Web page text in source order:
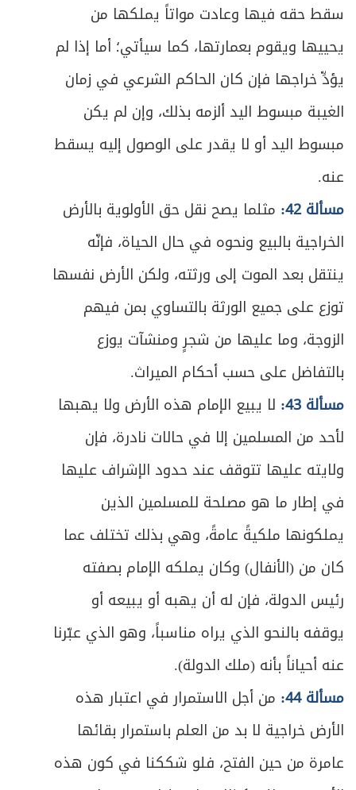
سقط حقه فيها وعادت مواتاً يملكها من
يحييها ويقوم بعمارتها، كما سيأتي؛ أما إذا لم
يؤدِّ خراجها فإن كان الحاكم الشرعي في زمان
الغيبة مبسوط اليد ألزمه بذلك، وإن لم يكن
مبسوط اليد أو لا يقدر على الوصول إليه يسقط
عنه.
مسألة 42:
مثلما يصح نقل حق الأولوية بالأرض
الخراجية بالبيع ونحوه في حال الحياة، فإنّه
ينتقل بعد الموت إلى ورثته، ولكن الأرض نفسها
توزع على جميع الورثة بالتساوي بمن فيهم
الزوجة، وما عليها من شجرٍ ومنشآت يوزع
بالتفاضل على حسب أحكام الميراث.
مسألة 43:
لا يبيع الإمام هذه الأرض ولا يهبها
لأحد من المسلمين إلا في حالات نادرة، فإن
ولايته عليها تتوقف عند حدود الإشراف عليها
في إطار ما هو مصلحة للمسلمين الذين
يملكونها ملكيةً عامةً، وهي بذلك تختلف عما
كان من (الأنفال) وكان يملكه الإمام بصفته
رئيس الدولة، فإن له أن يهبه أو يبيعه أو
يوقفه بالنحو الذي يراه مناسباً، وهو الذي عبّرنا
عنه أحياناً بأنه (ملك الدولة).
مسألة 44:
من أجل الاستمرار في اعتبار هذه
الأرض خراجية لا بد من العلم باستمرار بقائها
عامرة من حين الفتح، فلو شككنا في كون هذه
ص
247 المطلب الثاني ـ في أحكام الخلل والتلف
ص
253 المطلب الثالث ـ في أمور عامة
255 خاتمة في المغارسة
ص
256 المبحث الثاني ـ في المساقاة
257 المطلبْ الأول ـ في العقد وشروطه
ص
259 المطلب الثاني ـ في أحكام اللزوم والفسخ
ص
262 المطلب الثالث ـ في أمور عامّة
ص
263 الفصل الرابع في الجعالة
ص
266 المبحث الأول ـ في الصيغة والشروط
ص
269 المبحث الثاني ـ في أحكام الأداء والتنازع
273 خاتمة في إجارة الأعيان
ص
277 المبحث الأول ـ في شروط العين المستأجرة
ص
279 المبحث الثاني ـ في لزوم العقد وأحكام الفسخ
285 المبحث الثالث ـ في أحكام التسليم
ص
292
المبحث الرابع ـ في حدود التصرف بالمنفعة
وأحكام الإخلاء
ص
296 المبحث الخامس ـ في ما تجوز إجارته من الأعيان
ص
303 المقصد الثاني في الهبات